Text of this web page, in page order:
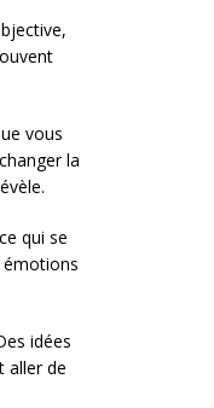
vous
la
qui se
idées
aller de